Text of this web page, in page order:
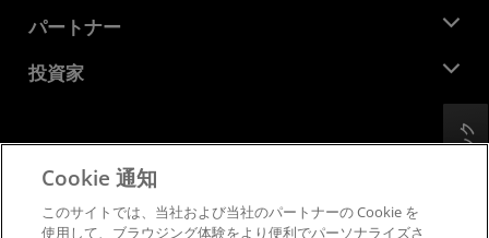
キャリア
お問い合わせ
メディア ライブラリ
デベロッパー セントラル
ケース スタディ
パートナー
AMD パートナー ハブ
投資家
財務情報
取締役会
ガバナンス報告書
SEC 提出書類
プライバシー
商標
フィードバック
Cookie 通知
このサイトでは、当社および当社のパートナーの Cookie を
使用して、ブラウジング体験をより便利でパーソナライズさ